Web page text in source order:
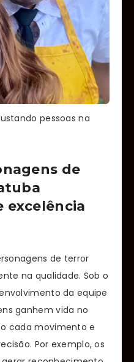
pessoas na
de
excelência
de terror
na qualidade. Sob o
da equipe
ganhem vida no
cada movimento e
Por exemplo, os